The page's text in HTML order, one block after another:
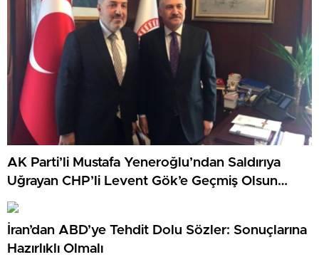
AK Parti’li Mustafa Yeneroğlu’ndan Saldırıya
Uğrayan CHP’li Levent Gök’e Geçmiş Olsun
Ziyareti
İran’dan ABD’ye Tehdit Dolu Sözler: Sonuçlarına
Hazırlıklı Olmalı